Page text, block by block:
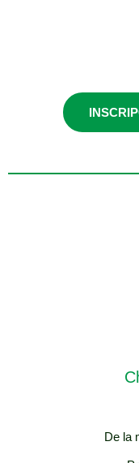
De 4 años a 2º de
Primaria
Jueves / 17:00-
De la